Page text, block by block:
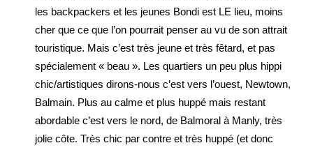
les backpackers et les jeunes Bondi est LE lieu, moins
cher que ce que l’on pourrait penser au vu de son attrait
touristique. Mais c’est très jeune et très fêtard, et pas
spécialement « beau ». Les quartiers un peu plus hippi
chic/artistiques dirons-nous c’est vers l’ouest, Newtown,
Balmain. Plus au calme et plus huppé mais restant
abordable c’est vers le nord, de Balmoral à Manly, très
jolie côte. Très chic par contre et très huppé (et donc